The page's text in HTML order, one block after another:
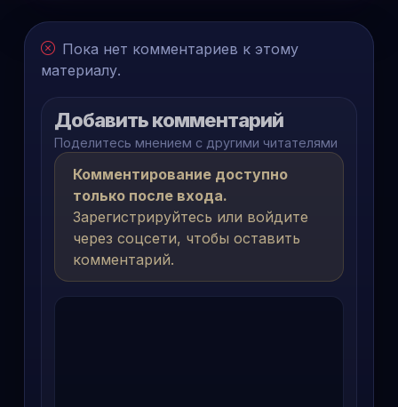
Пока нет комментариев к этому
материалу.
Добавить комментарий
Поделитесь мнением с другими читателями
Комментирование доступно
только после входа.
Зарегистрируйтесь или войдите
через соцсети, чтобы оставить
комментарий.